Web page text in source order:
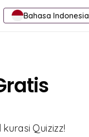
Bahasa Indonesia
Quizizz!